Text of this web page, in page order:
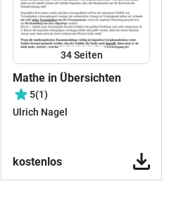
34Seiten
Mathe in Übersichten
5(1)
Ulrich Nagel
kostenlos